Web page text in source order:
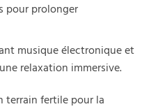
pour prolonger
musique électronique et
relaxation immersive.
terrain fertile pour la